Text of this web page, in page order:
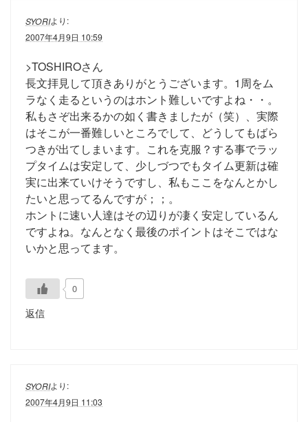
SYORIより:
2007年4月9日 10:59
>TOSHIROさん
長文拝見して頂きありがとうございます。1周をム
ラなく走るというのはホント難しいですよね・・。
私もさぞ出来るかの如く書きましたが（笑）、実際
はそこが一番難しいところでして、どうしてもばら
つきが出てしまいます。これを克服？する事でラッ
プタイムは安定して、少しづつでもタイム更新は確
実に出来ていけそうですし、私もここをなんとかし
たいと思ってるんですが；；。
ホントに速い人達はその辺りが凄く安定しているん
ですよね。なんとなく最後のポイントはそこではな
いかと思ってます。
0
返信
SYORIより:
2007年4月9日 11:03